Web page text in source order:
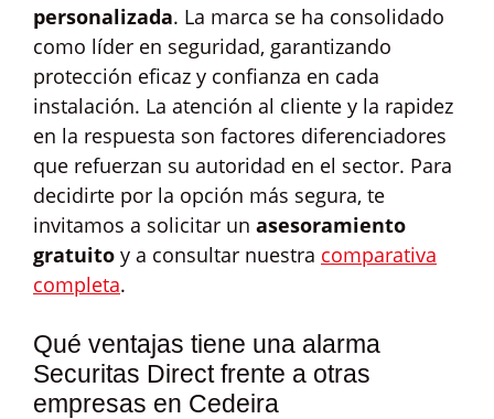
personalizada. La marca se ha consolidado
como líder en seguridad, garantizando
protección eficaz y confianza en cada
instalación. La atención al cliente y la rapidez
en la respuesta son factores diferenciadores
que refuerzan su autoridad en el sector. Para
decidirte por la opción más segura, te
invitamos a solicitar un asesoramiento
gratuito y a consultar nuestra comparativa
completa.
Qué ventajas tiene una alarma
Securitas Direct frente a otras
empresas en Cedeira